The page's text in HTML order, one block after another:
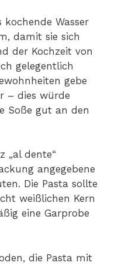
Wasser
damit sie sich
der Kochzeit von
gelegentlich
gebe
– dies würde
Soße gut an den
„al dente“
angegebene
Die Pasta sollte
weißlichen Kern
eine Garprobe
die Pasta mit